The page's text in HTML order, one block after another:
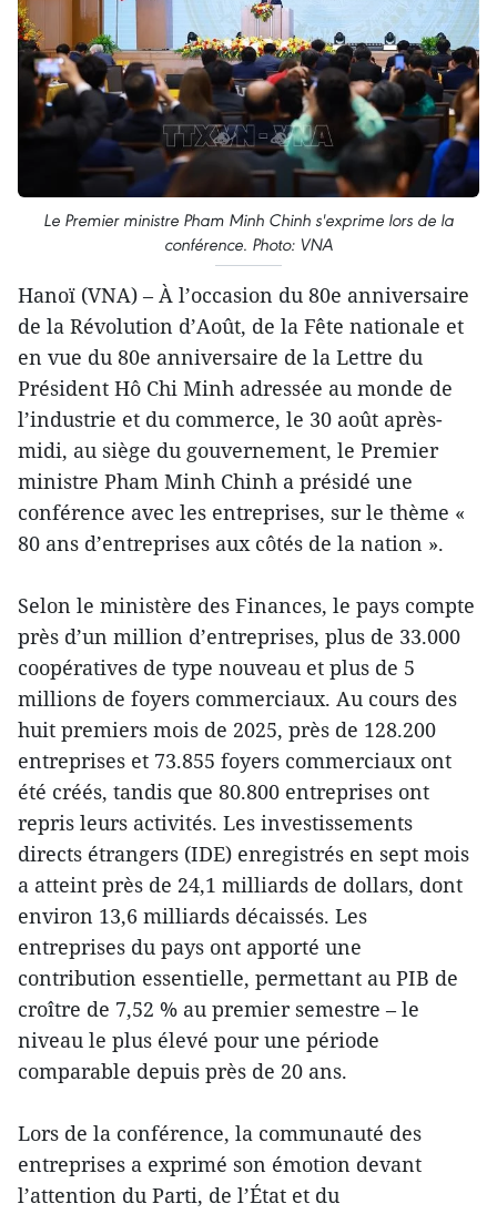
Le Premier ministre Pham Minh Chinh s'exprime lors de la
conférence. Photo: VNA
Hanoï (VNA) – À l’occasion du 80e anniversaire
de la Révolution d’Août, de la Fête nationale et
en vue du 80e anniversaire de la Lettre du
Président Hô Chi Minh adressée au monde de
l’industrie et du commerce, le 30 août après-
midi, au siège du gouvernement, le Premier
ministre Pham Minh Chinh a présidé une
conférence avec les entreprises, sur le thème «
80 ans d’entreprises aux côtés de la nation ».
Selon le ministère des Finances, le pays compte
près d’un million d’entreprises, plus de 33.000
coopératives de type nouveau et plus de 5
millions de foyers commerciaux. Au cours des
huit premiers mois de 2025, près de 128.200
entreprises et 73.855 foyers commerciaux ont
été créés, tandis que 80.800 entreprises ont
repris leurs activités. Les investissements
directs étrangers (IDE) enregistrés en sept mois
a atteint près de 24,1 milliards de dollars, dont
environ 13,6 milliards décaissés. Les
entreprises du pays ont apporté une
contribution essentielle, permettant au PIB de
croître de 7,52 % au premier semestre – le
niveau le plus élevé pour une période
comparable depuis près de 20 ans.
Lors de la conférence, la communauté des
entreprises a exprimé son émotion devant
l’attention du Parti, de l’État et du